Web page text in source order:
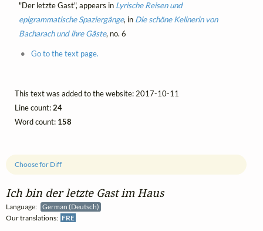
Ich bin der letzte Gast im Haus
Language:
German (Deutsch)
Our translations: FRE
Choose for Diff
"Der letzte Gast", appears in Lyrische Reisen und
epigrammatische Spaziergänge, in Die schöne Kellnerin von
Bacharach und ihre Gäste, no. 6
Go to the text page.
This text was added to the website: 2017-10-11
Line count:24
Word count: 158